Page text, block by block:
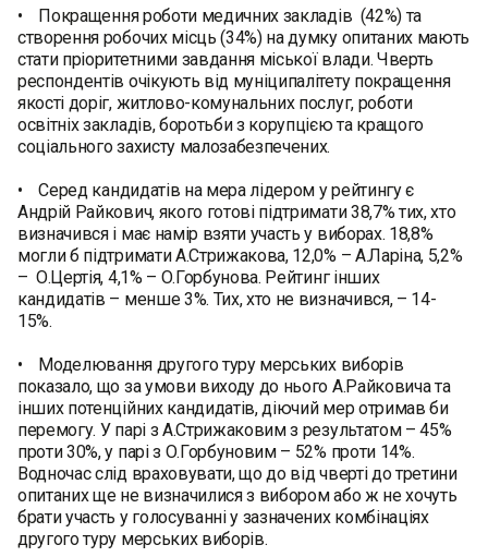
• Покращення роботи медичних закладів (42%) та
створення робочих місць (34%) на думку опитаних мають
стати пріоритетними завдання міської влади. Чверть
респондентів очікують від муніципалітету покращення
якості доріг, житлово-комунальних послуг, роботи
освітніх закладів, боротьби з корупцією та кращого
соціального захисту малозабезпечених.
• Серед кандидатів на мера лідером у рейтингу є
Андрій Райкович, якого готові підтримати 38,7% тих, хто
визначився і має намір взяти участь у виборах. 18,8%
могли б підтримати А.Стрижакова, 12,0% – А.Ларіна, 5,2%
– О.Цертія, 4,1% – О.Горбунова. Рейтинг інших
кандидатів – менше 3%. Тих, хто не визначився, – 14-
15%.
• Моделювання другого туру мерських виборів
показало, що за умови виходу до нього А.Райковича та
інших потенційних кандидатів, діючий мер отримав би
перемогу. У парі з А.Стрижаковим з результатом – 45%
проти 30%, у парі з О.Горбуновим – 52% проти 14%.
Водночас слід враховувати, що до від чверті до третини
опитаних ще не визначилися з вибором або ж не хочуть
брати участь у голосуванні у зазначених комбінаціях
другого туру мерських виборів.